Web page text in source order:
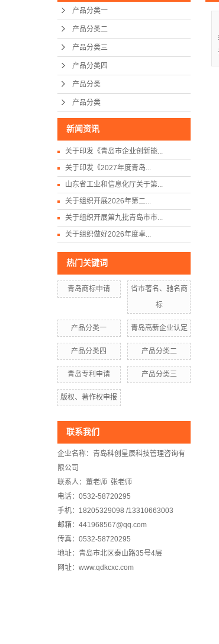
产品分类一
产品分类二
产品分类三
产品分类四
产品分类
产品分类
新闻资讯
关于印发《青岛市企业创新能...
关于印发《2027年度青岛...
山东省工业和信息化厅关于第...
关于组织开展2026年第二...
关于组织开展第九批青岛市市...
关于组织做好2026年度卓...
热门关键词
青岛商标申请
省市著名、驰名商
标
产品分类一 青岛高新企业认定
产品分类四 产品分类二
青岛专利申请 产品分类三
版权、著作权申报
联系我们
企业名称：青岛科创星辰科技管理咨询有
限公司
联系人：董老师 张老师
电话：0532-58720295
手机：18205329098 /13310663003
邮箱：441968567@qq.com
传真：0532-58720295
地址：青岛市北区泰山路35号4层
网址：www.qdkcxc.com